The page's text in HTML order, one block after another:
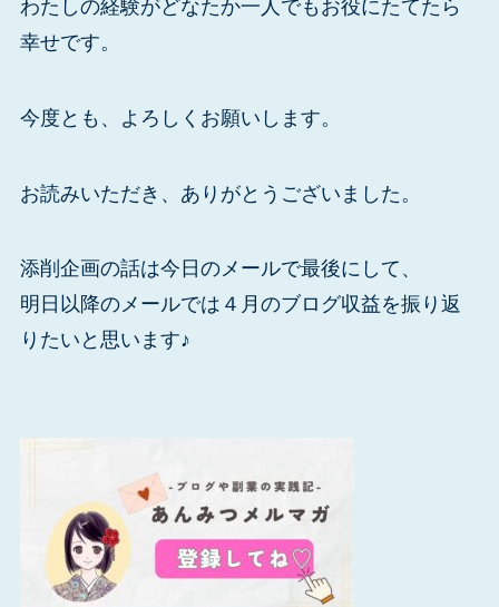
わたしの経験がどなたか一人でもお役にたてたら
幸せです。
今度とも、よろしくお願いします。
お読みいただき、ありがとうございました。
添削企画の話は今日のメールで最後にして、
明日以降のメールでは４月のブログ収益を振り返
りたいと思います♪